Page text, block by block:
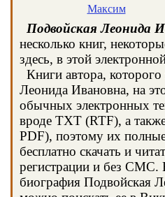
Максим
Подвойская Леонида
несколько книг,
здесь, в этой
Книги автора,
Леонида Ивановна, на
обычных электронных
вроде TXT (RTF), а
PDF), поэтому их
бесплатно скачать и
регистрации и без СМС.
биография Подвойская